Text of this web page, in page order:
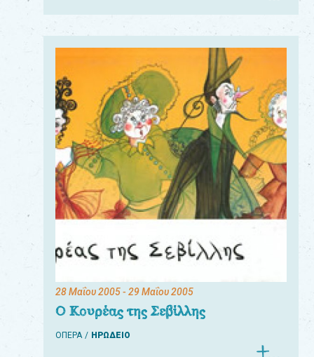
28 Μαΐου 2005- 29 Μαΐου 2005
Ο Κουρέας της Σεβίλλης
ΟΠΕΡΑ ΗΡΩΔΕΙΟ